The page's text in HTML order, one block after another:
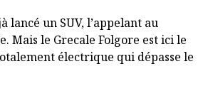
lancé un SUV, l’appelant au
Mais le Grecale Folgore est ici le
électrique qui dépasse le